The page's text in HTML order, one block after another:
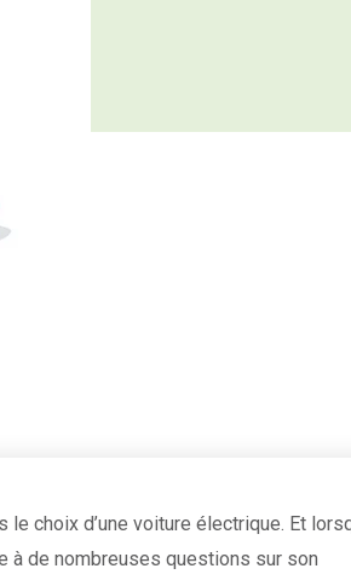
choix d’une voiture électrique. Et
à de nombreuses questions sur son